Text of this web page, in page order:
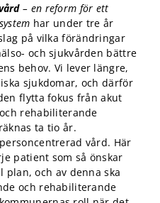
– en reform för ett
har under tre år
på vilka förändringar
och sjukvården bättre
behov. Vi lever längre,
sjukdomar, och därför
flytta fokus från akut
rehabiliterande
ta tio år.
vård. Här
patient som så önskar
och av denna ska
och rehabiliterande